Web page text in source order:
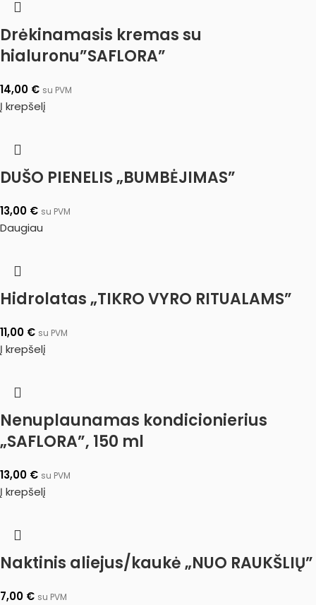
Drėkinamasis kremas su
hialuronu”SAFLORA”
14,00 € su PVM
Į krepšelį
DUŠO PIENELIS „BUMBĖJIMAS”
13,00 € su PVM
Daugiau
Hidrolatas „TIKRO VYRO RITUALAMS”
11,00 € su PVM
Į krepšelį
Nenuplaunamas kondicionierius
„SAFLORA”, 150 ml
13,00 € su PVM
Į krepšelį
Naktinis aliejus/kaukė „NUO RAUKŠLIŲ”
7,00 € su PVM